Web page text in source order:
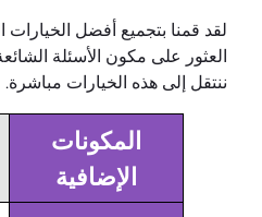
لقد قمنا بتجميع أفضل
العثور على مكون الأسئلة
ننتقل إلى هذه الخيارات مباشرة.
المكونات
الإضافية